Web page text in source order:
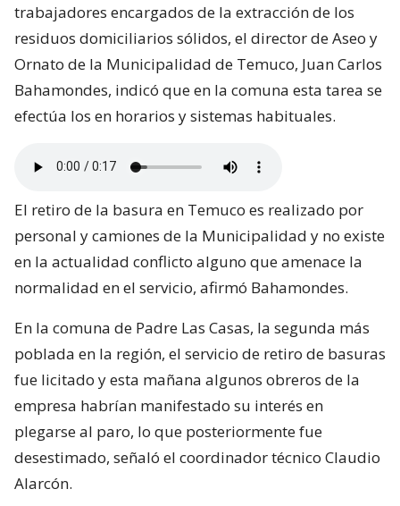
trabajadores encargados de la extracción de los
residuos domiciliarios sólidos, el director de Aseo y
Ornato de la Municipalidad de Temuco, Juan Carlos
Bahamondes, indicó que en la comuna esta tarea se
efectúa los en horarios y sistemas habituales.
El retiro de la basura en Temuco es realizado por
personal y camiones de la Municipalidad y no existe
en la actualidad conflicto alguno que amenace la
normalidad en el servicio, afirmó Bahamondes.
En la comuna de Padre Las Casas, la segunda más
poblada en la región, el servicio de retiro de basuras
fue licitado y esta mañana algunos obreros de la
empresa habrían manifestado su interés en
plegarse al paro, lo que posteriormente fue
desestimado, señaló el coordinador técnico Claudio
Alarcón.